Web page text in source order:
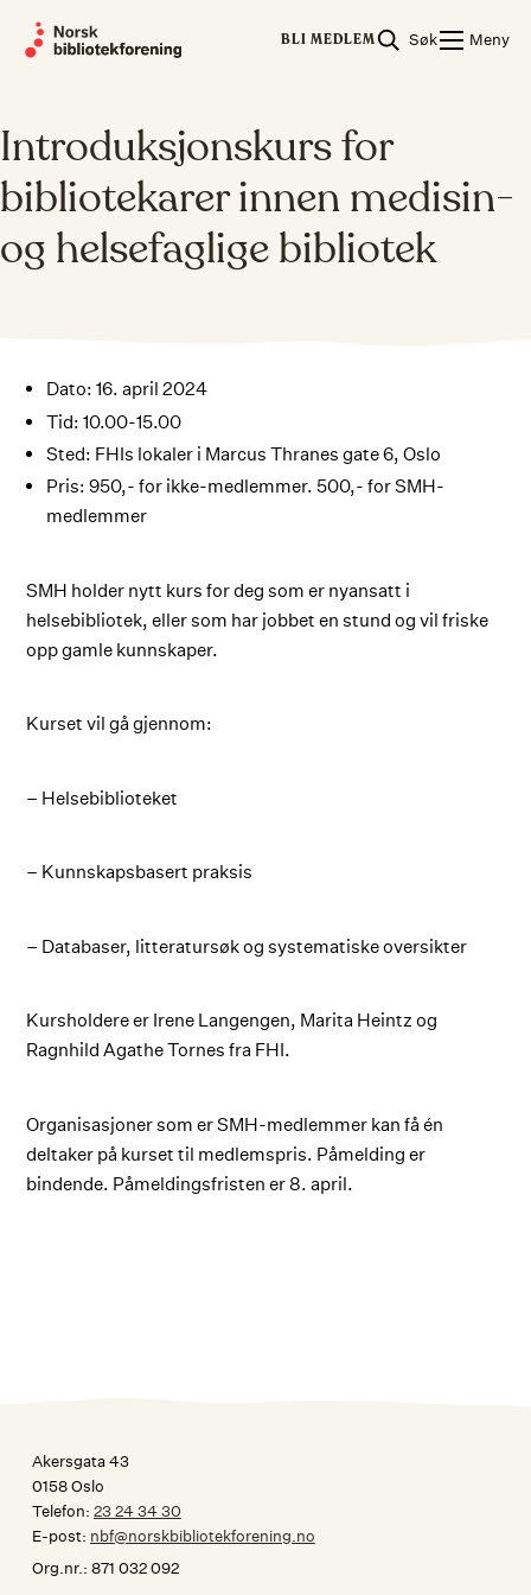
BLI MEDLEM Søk Meny
Introduksjonskurs for
bibliotekarer innen medisin-
og helsefaglige bibliotek
Dato: 16. april 2024
Tid: 10.00-15.00
Sted: FHIs lokaler i Marcus Thranes gate 6, Oslo
Pris: 950,- for ikke-medlemmer. 500,- for SMH-
medlemmer
SMH holder nytt kurs for deg som er nyansatt i
helsebibliotek, eller som har jobbet en stund og vil friske
opp gamle kunnskaper.
Kurset vil gå gjennom:
– Helsebiblioteket
– Kunnskapsbasert praksis
– Databaser, litteratursøk og systematiske oversikter
Kursholdere er Irene Langengen, Marita Heintz og
Ragnhild Agathe Tornes fra FHI.
Organisasjoner som er SMH-medlemmer kan få én
deltaker på kurset til medlemspris. Påmelding er
bindende. Påmeldingsfristen er 8. april.
Akersgata 43
0158 Oslo
Telefon: 23 24 34 30
E-post: nbf@norskbibliotekforening.no
Org.nr.: 871 032 092